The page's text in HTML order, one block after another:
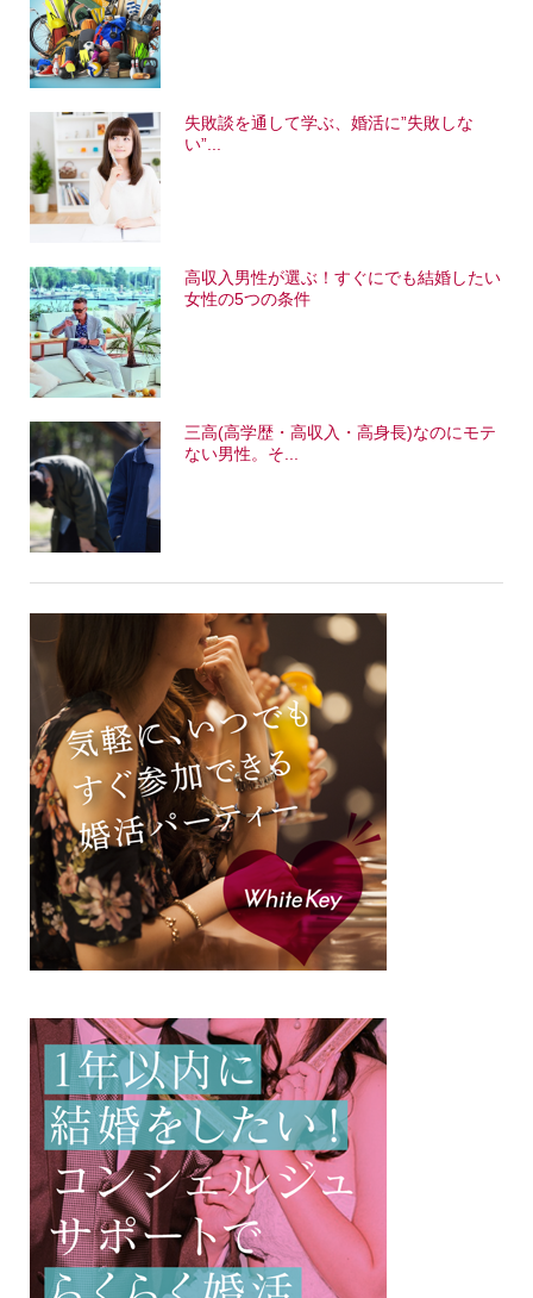
失敗談を通して学ぶ、婚活に”失敗しな
い”...
高収入男性が選ぶ！すぐにでも結婚したい
女性の5つの条件
三高(高学歴・高収入・高身長)なのにモテ
ない男性。そ...